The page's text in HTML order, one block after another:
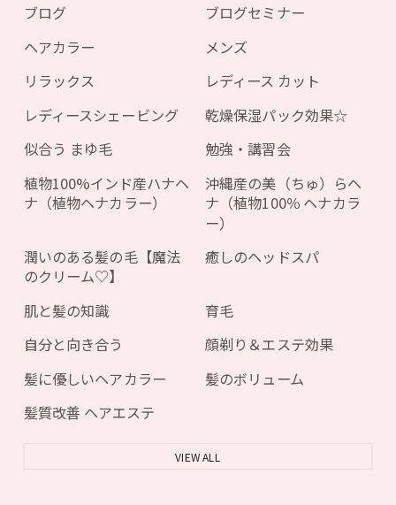
ブログ
ブログセミナー
ヘアカラー
メンズ
リラックス
レディース カット
レディースシェービング
乾燥保湿パック効果☆
似合う まゆ毛
勉強・講習会
植物100%インド産ハナヘ
ナ（植物ヘナカラー）
沖縄産の美（ちゅ）らヘ
ナ（植物100％ ヘナカラ
ー）
潤いのある髪の毛【魔法
のクリーム♡】
癒しのヘッドスパ
肌と髪の知識
育毛
自分と向き合う
顔剃り＆エステ効果
髪に優しいヘアカラー
髪のボリューム
髪質改善 ヘアエステ
VIEW ALL